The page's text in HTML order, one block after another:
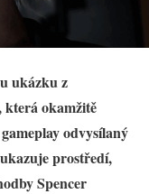
ukázku z
která okamžitě
odvysílaný
prostředí,
Spencer